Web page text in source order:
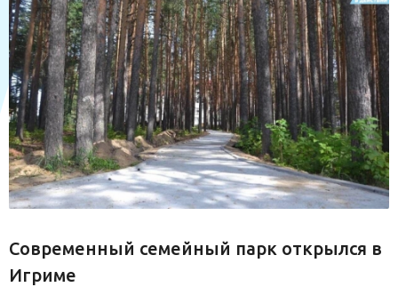
Современный семейный парк открылся в
Игриме